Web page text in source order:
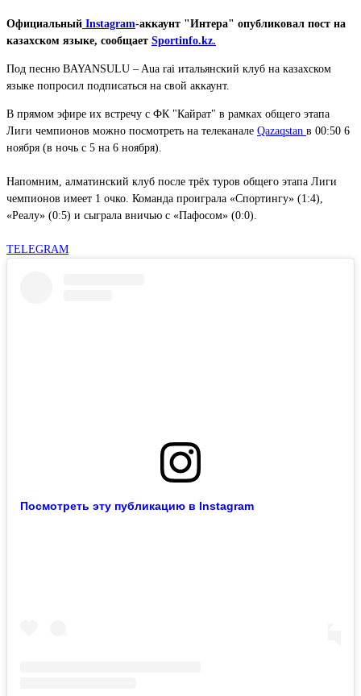
Официальный Instagram-аккаунт "Интера" опубликовал пост на
казахском языке, сообщает Sportinfo.kz.
Под песню BAYANSULU – Aua rai итальянский клуб на казахском
языке попросил подписаться на свой аккаунт.
В прямом эфире их встречу с ФК "Кайрат" в рамках общего этапа
Лиги чемпионов можно посмотреть на телеканале Qazaqstan в 00:50 6
ноября (в ночь с 5 на 6 ноября).
Напомним, алматинский клуб после трёх туров общего этапа Лиги
чемпионов имеет 1 очко. Команда проиграла «Спортингу» (1:4),
«Реалу» (0:5) и сыграла вничью с «Пафосом» (0:0).
TELEGRAM
Посмотреть эту публикацию в Instagram